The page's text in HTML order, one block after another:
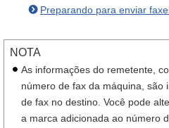
Preparando para enviar
NOTA
As informações do remetente,
número de fax da máquina, são
de fax no destino. Você pode
a marca adicionada ao número